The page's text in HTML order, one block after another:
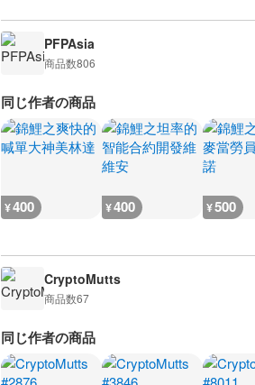
PFPAsia
商品数806
同じ作者の商品
¥400 ¥400 ¥500
CryptoMutts
商品数67
同じ作者の商品